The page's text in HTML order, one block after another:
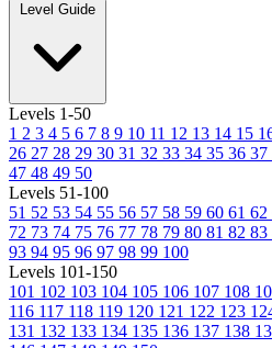
Level Guide
Levels 1-50
1 2 3 4 5 6 7 8 9 10 11 12 13 14 15
26 27 28 29 30 31 32 33 34 35 36 37
47 48 49 50
Levels 51-100
51 52 53 54 55 56 57 58 59 60 61 62
72 73 74 75 76 77 78 79 80 81 82 83
93 94 95 96 97 98 99 100
Levels 101-150
101 102 103 104 105 106 107 108
116 117 118 119 120 121 122 123
131 132 133 134 135 136 137 138